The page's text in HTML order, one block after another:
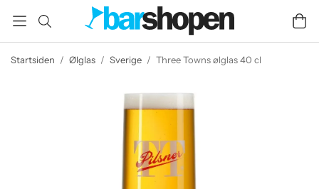
Startsiden / Ølglas / Sverige / Three Towns ølglas 40 cl